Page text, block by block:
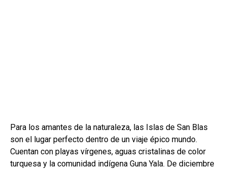
Para los amantes de la naturaleza, las Islas de San Blas
son el lugar perfecto dentro de un viaje épico mundo.
Cuentan con playas vírgenes, aguas cristalinas de color
turquesa y la comunidad indígena Guna Yala. De diciembre